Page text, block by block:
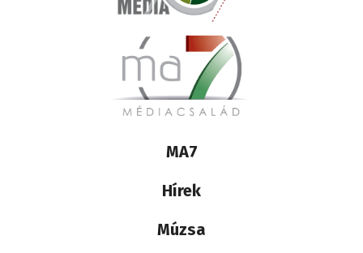
Lábléc
médiacsalád
MA7
Hírek
Múzsa